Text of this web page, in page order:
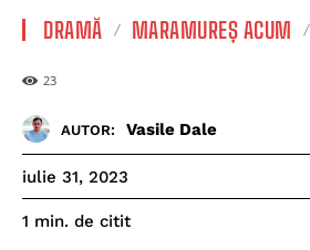
DRAMĂ MARAMUREȘ ACUM
23
AUTOR: Vasile Dale
iulie 31, 2023
1 min. de citit